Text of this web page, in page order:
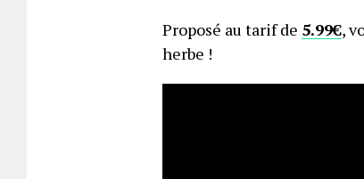
Proposé au tarif de 5.99€,
herbe !